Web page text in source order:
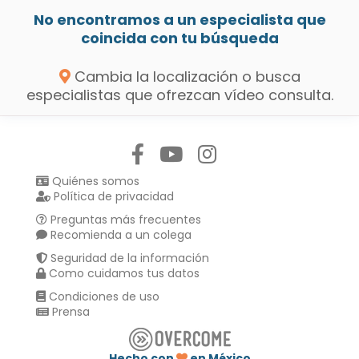
No encontramos a un especialista que
coincida con tu búsqueda
Cambia la localización o busca
especialistas que ofrezcan vídeo consulta.
Quiénes somos
Política de privacidad
Preguntas más frecuentes
Recomienda a un colega
Seguridad de la información
Como cuidamos tus datos
Condiciones de uso
Prensa